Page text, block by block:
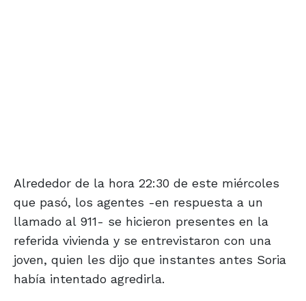
Alrededor de la hora 22:30 de este miércoles
que pasó, los agentes -en respuesta a un
llamado al 911- se hicieron presentes en la
referida vivienda y se entrevistaron con una
joven, quien les dijo que instantes antes Soria
había intentado agredirla.